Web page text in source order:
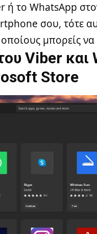
ή το WhatsApp
σου, τότε
μπορείς
Viber
Store